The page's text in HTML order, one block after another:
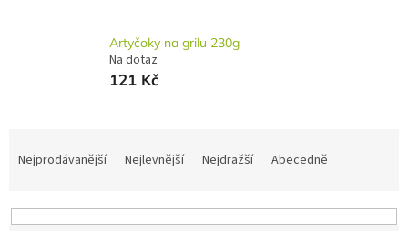
Artyčoky na grilu 230g
Na dotaz
121 Kč
a
n
Nejprodávanější Nejlevnější Nejdražší Abecedně